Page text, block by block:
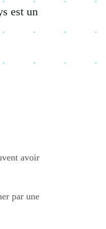
est un
avoir
par une